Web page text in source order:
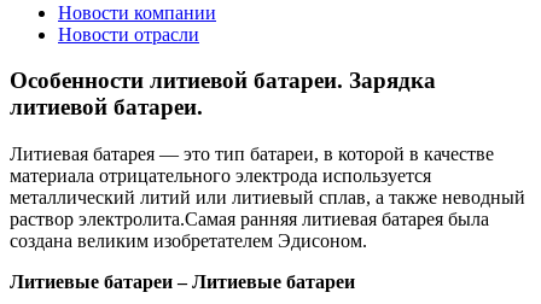
Новости компании
Новости отрасли
Особенности литиевой батареи. Зарядка
литиевой батареи.
Литиевая батарея — это тип батареи, в которой в качестве
материала отрицательного электрода используется
металлический литий или литиевый сплав, а также неводный
раствор электролита.Самая ранняя литиевая батарея была
создана великим изобретателем Эдисоном.
Литиевые батареи – Литиевые батареи